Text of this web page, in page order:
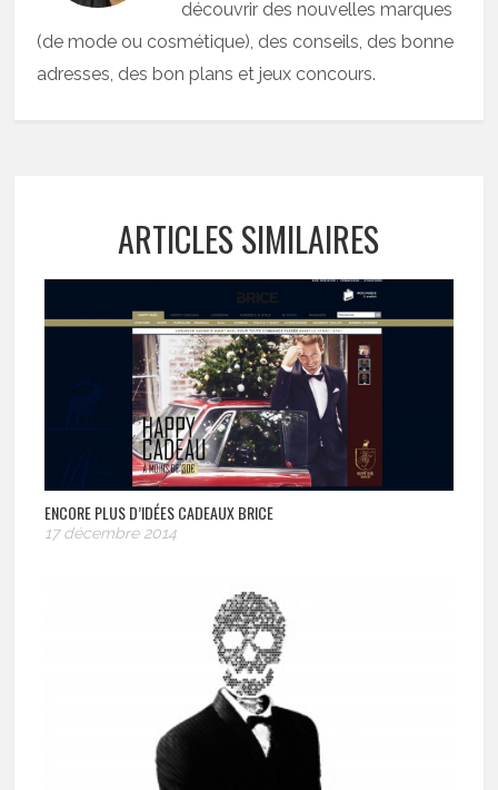
découvrir des nouvelles marques
(de mode ou cosmétique), des conseils, des bonne
adresses, des bon plans et jeux concours.
ARTICLES SIMILAIRES
ENCORE PLUS D’IDÉES CADEAUX BRICE
17 décembre 2014